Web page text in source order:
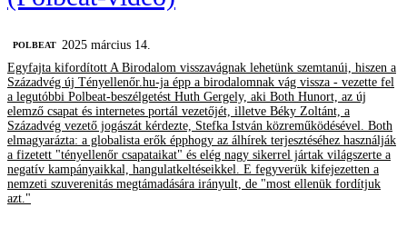
‎POLBEAT
2025 március 14.
Egyfajta kifordított A Birodalom visszavágnak lehetünk szemtanúi, hiszen a
Századvég új Tényellenőr.hu-ja épp a birodalomnak vág vissza - vezette fel
a legutóbbi Polbeat-beszélgetést Huth Gergely, aki Both Hunort, az új
elemző csapat és internetes portál vezetőjét, illetve Béky Zoltánt, a
Századvég vezető jogászát kérdezte, Stefka István közreműködésével. Both
elmagyarázta: a globalista erők épphogy az álhírek terjesztéséhez használják
a fizetett "tényellenőr csapataikat" és elég nagy sikerrel jártak világszerte a
negatív kampányaikkal, hangulatkeltéseikkel. E fegyverük kifejezetten a
nemzeti szuverenitás megtámadására irányult, de "most ellenük fordítjuk
azt."